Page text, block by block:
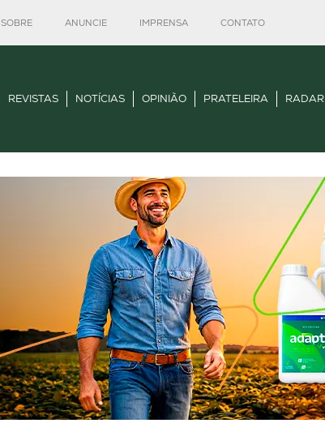
SOBRE ANUNCIE IMPRENSA CONTATO
REVISTAS NOTÍCIAS OPINIÃO PRATELEIRA